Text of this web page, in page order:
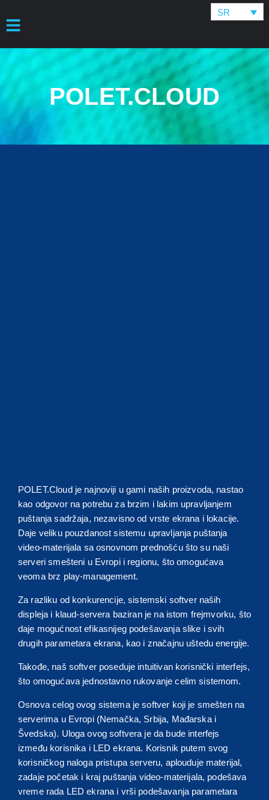
SR
POLET.CLOUD
POLET.Cloud je najnoviji u gami naših proizvoda, nastao
kao odgovor na potrebu za brzim i lakim upravljanjem
puštanja sadržaja, nezavisno od vrste ekrana i lokacije.
Daje veliku pouzdanost sistemu upravljanja puštanja
video-materijala sa osnovnom prednošću što su naši
serveri smešteni u Evropi i regionu, što omogućava
veoma brz play-management.
Za razliku od konkurencije, sistemski softver naših
displeja i klaud-servera baziran je na istom frejmvorku, što
daje mogućnost efikasnijeg podešavanja slike i svih
drugih parametara ekrana, kao i značajnu uštedu energije.
Takođe, naš softver poseduje intuitivan korisnički interfejs,
što omogućava jednostavno rukovanje celim sistemom.
Osnova celog ovog sistema je softver koji je smešten na
serverima u Evropi (Nemačka, Srbija, Mađarska i
Švedska). Uloga ovog softvera je da bude interfejs
između korisnika i LED ekrana. Korisnik putem svog
korisničkog naloga pristupa serveru, aplouduje materijal,
zadaje početak i kraj puštanja video-materijala, podešava
vreme rada LED ekrana i vrši podešavanja parametara